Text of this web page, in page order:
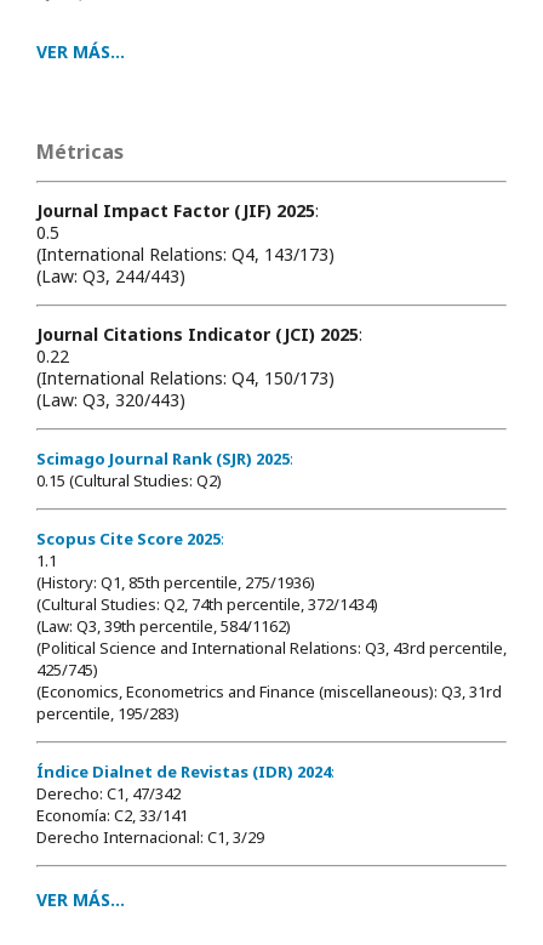
VER MÁS...
Métricas
Journal Impact Factor (JIF) 2025:
0.5
(International Relations: Q4, 143/173)
(Law: Q3, 244/443)
Journal Citations Indicator (JCI) 2025:
0.22
(International Relations: Q4, 150/173)
(Law: Q3, 320/443)
Scimago Journal Rank (SJR) 2025:
0.15 (Cultural Studies: Q2)
Scopus Cite Score 2025:
1.1
(History: Q1, 85th percentile, 275/1936)
(Cultural Studies: Q2, 74th percentile, 372/1434)
(Law: Q3, 39th percentile, 584/1162)
(Political Science and International Relations: Q3, 43rd percentile,
425/745)
(Economics, Econometrics and Finance (miscellaneous): Q3, 31rd
percentile, 195/283)
Índice Dialnet de Revistas (IDR) 2024:
Derecho: C1, 47/342
Economía: C2, 33/141
Derecho Internacional: C1, 3/29
VER MÁS...